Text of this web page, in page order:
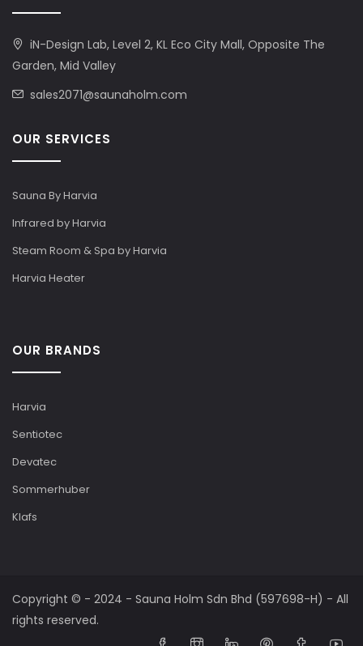
iN-Design Lab, Level 2, KL Eco City Mall, Opposite The
Garden, Mid Valley
sales2071@saunaholm.com
OUR SERVICES
Sauna By Harvia
Infrared by Harvia
Steam Room & Spa by Harvia
Harvia Heater
OUR BRANDS
Harvia
Sentiotec
Devatec
Sommerhuber
Klafs
Copyright © - 2024 - Sauna Holm Sdn Bhd (597698-H) - All
rights reserved.